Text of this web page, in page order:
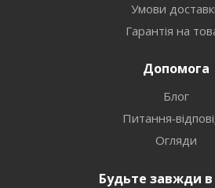
Умови
Гарантія на
Допомога
Блог
Питання-
Огляди
Будьте завжди в